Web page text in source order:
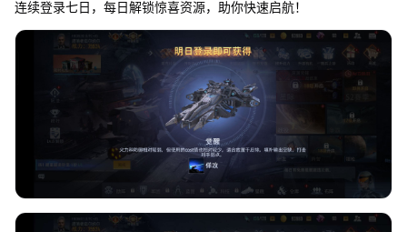
连续登录七日，每日解锁惊喜资源，助你快速启航！